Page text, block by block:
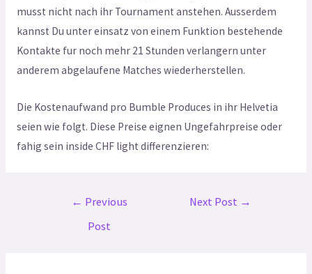
musst nicht nach ihr Tournament anstehen. Ausserdem
kannst Du unter einsatz von einem Funktion bestehende
Kontakte fur noch mehr 21 Stunden verlangern unter
anderem abgelaufene Matches wiederherstellen.
Die Kostenaufwand pro Bumble Produces in ihr Helvetia
seien wie folgt. Diese Preise eignen Ungefahrpreise oder
fahig sein inside CHF light differenzieren:
← Previous
Post
Next Post →